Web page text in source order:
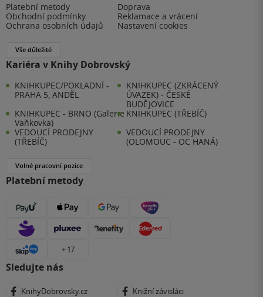
Platební metody
Doprava
Obchodní podmínky
Reklamace a vrácení
Ochrana osobních údajů
Nastavení cookies
Vše důležité
Kariéra v Knihy Dobrovský
KNIHKUPEC/POKLADNÍ -
PRAHA 5, ANDĚL
KNIHKUPEC (ZKRÁCENÝ
ÚVAZEK) - ČESKÉ
BUDĚJOVICE
KNIHKUPEC - BRNO (Galerie
Vaňkovka)
KNIHKUPEC (TŘEBÍČ)
VEDOUCÍ PRODEJNY
(TŘEBÍČ)
VEDOUCÍ PRODEJNY
(OLOMOUC - OC HANÁ)
Volné pracovní pozice
Platební metody
+ 17
Sledujte nás
KnihyDobrovsky.cz Knižní závisláci